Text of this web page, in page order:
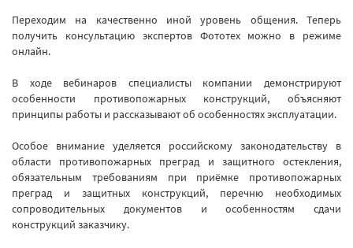
Переходим на качественно иной уровень общения. Теперь
получить консультацию экспертов Фототех можно в режиме
онлайн.
В ходе вебинаров специалисты компании демонстрируют
особенности противопожарных конструкций, объясняют
принципы работы и рассказывают об особенностях эксплуатации.
Особое внимание уделяется российскому законодательству в
области противопожарных преград и защитного остекления,
обязательным требованиям при приёмке противопожарных
преград и защитных конструкций, перечню необходимых
сопроводительных документов и особенностям сдачи
конструкций заказчику.